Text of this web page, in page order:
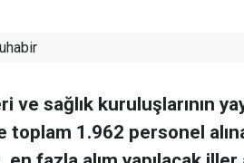
sağlık kuruluşlarının
toplam 1.962 personel